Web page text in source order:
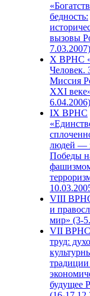
бедность:
вызовы
7.03.2007)
X ВРНС
Человек.
Миссия
XXI
6.04.2006)
IX ВРНС
людей —
Победы
VIII
и
мир» (3-
VII ВРНС
труд:
будущее